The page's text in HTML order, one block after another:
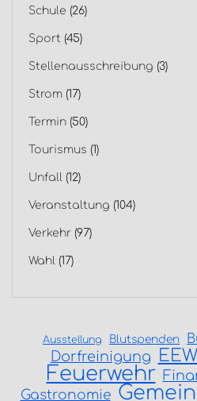
Schule (26)
Sport (45)
Stellenausschreibung (3)
Strom (17)
Termin (50)
Tourismus (1)
Unfall (12)
Veranstaltung (104)
Verkehr (97)
Wahl (17)
Ausstellung Blutspenden
Dorfreinigung EEW
Feuerwehr
Gastronomie